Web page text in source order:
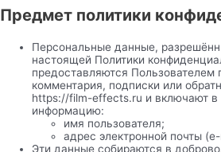
Предмет политики
Персональные данные,
настоящей Политики
предоставляются
комментария, подписки или
https://film-effects.ru и включают
информацию:
имя пользователя;
адрес электронной почты
Эти данные собираются в